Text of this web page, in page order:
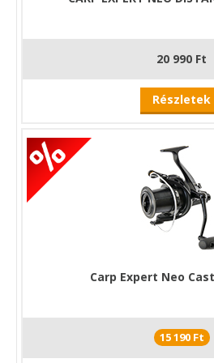
rendszer a dob
széles skálán az
nagyméretű lamellák
záloga a nagytestű
20 990 Ft
Részletek
Carp Expert Neo
15 190 Ft